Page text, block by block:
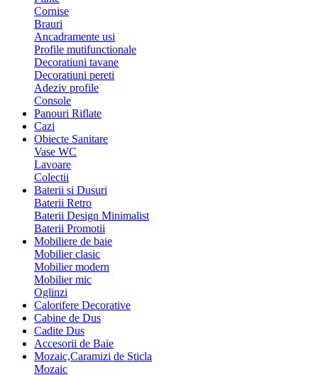
Cornise
Brauri
Ancadramente usi
Profile mutifunctionale
Decoratiuni tavane
Decoratiuni pereti
Adeziv profile
Console
Panouri Riflate
Cazi
Obiecte Sanitare
Vase WC
Lavoare
Colectii
Baterii si Dusuri
Baterii Retro
Baterii Design Minimalist
Baterii Promotii
Mobiliere de baie
Mobilier clasic
Mobilier modern
Mobilier mic
Oglinzi
Calorifere Decorative
Cabine de Dus
Cadite Dus
Accesorii de Baie
Mozaic,Caramizi de Sticla
Mozaic